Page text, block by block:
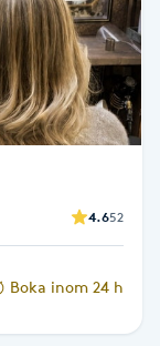
4.652
Boka inom 24 h